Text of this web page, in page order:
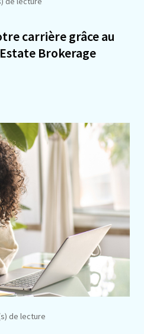
carrière grâce au
Brokerage
de lecture